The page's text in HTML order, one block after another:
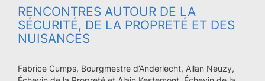
RENCONTRES AUTOUR DE LA
SÉCURITÉ, DE LA PROPRETÉ ET DES
NUISANCES
Fabrice Cumps, Bourgmestre d’Anderlecht, Allan Neuzy,